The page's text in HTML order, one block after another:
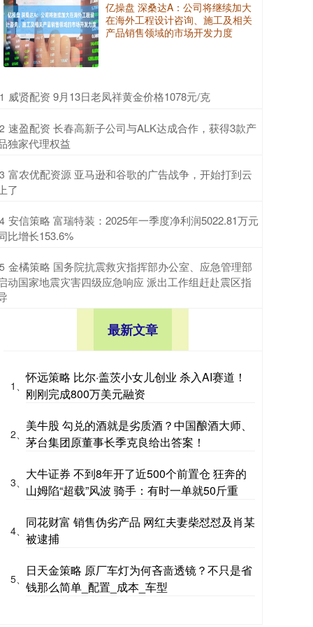
亿操盘 深桑达A：公司将继续加大
在海外工程设计咨询、施工及相关
产品销售领域的市场开发力度
1 ​威贤配资 9月13日老凤祥黄金价格1078元/克
2 ​速盈配资 长春高新子公司与ALK达成合作，获得3款产
独家代理权益
3 ​富农优配资源 亚马逊和谷歌的广告战争，开始打到云
了
4 ​安信策略 富瑞特装：2025年一季度净利润5022.81万元
比增长153.6%
5 ​金橘策略 国务院抗震救灾指挥部办公室、应急管理部
动国家地震灾害四级应急响应 派出工作组赶赴震区指
最新文章
1、
怀远策略 比尔·盖茨小女儿创业 杀入AI赛道！
刚刚完成800万美元融资
2、
美牛股 勾兑的酒就是劣质酒？中国酿酒大师、
茅台集团原董事长季克良给出答案！
3、
大牛证券 不到8年开了近500个前置仓 狂奔的
山姆陷“超载”风波 骑手：有时一单就50斤重
4、
同花财富 销售伪劣产品 网红夫妻柴怼怼及肖某
被逮捕
5、
日天金策略 原厂车灯为何吝啬透镜？不只是省
钱那么简单_配置_成本_车型